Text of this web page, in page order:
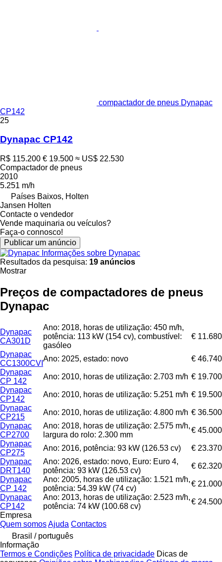
compactador de pneus Dynapac
CP142
25
Dynapac CP142
R$ 115.200 € 19.500 ≈ US$ 22.530
Compactador de pneus
2010
5.251 m/h
Países Baixos, Holten
Jansen Holten
Contacte o vendedor
Vende maquinaria ou veículos?
Faça-o connosco!
Publicar um anúncio
Informações sobre Dynapac
Resultados da pesquisa: 19 anúncios
Mostrar
Preços de compactadores de pneus
Dynapac
Dynapac
CA301D
Ano: 2018, horas de utilização: 450 m/h,
potência: 113 kW (154 cv), combustível:
gasóleo
€ 11.680
Dynapac
CC1300CVI
Ano: 2025, estado: novo
€ 46.740
Dynapac
CP 142
Ano: 2010, horas de utilização: 2.703 m/h € 19.700
Dynapac
CP142
Ano: 2010, horas de utilização: 5.251 m/h € 19.500
Dynapac
CP215
Ano: 2010, horas de utilização: 4.800 m/h € 36.500
Dynapac
CP2700
Ano: 2018, horas de utilização: 2.575 m/h,
largura do rolo: 2.300 mm
€ 45.000
Dynapac
CP275
Ano: 2016, potência: 93 kW (126.53 cv)
€ 23.370
Dynapac
DRT140
Ano: 2026, estado: novo, Euro: Euro 4,
potência: 93 kW (126.53 cv)
€ 62.320
Dynapac
CP 142
Ano: 2005, horas de utilização: 1.521 m/h,
potência: 54.39 kW (74 cv)
€ 21.000
Dynapac
CP142
Ano: 2013, horas de utilização: 2.523 m/h,
potência: 74 kW (100.68 cv)
€ 24.500
Empresa
Quem somosAjuda Contactos
Brasil / português
Informação
Termos e Condições Política de privacidade Dicas de